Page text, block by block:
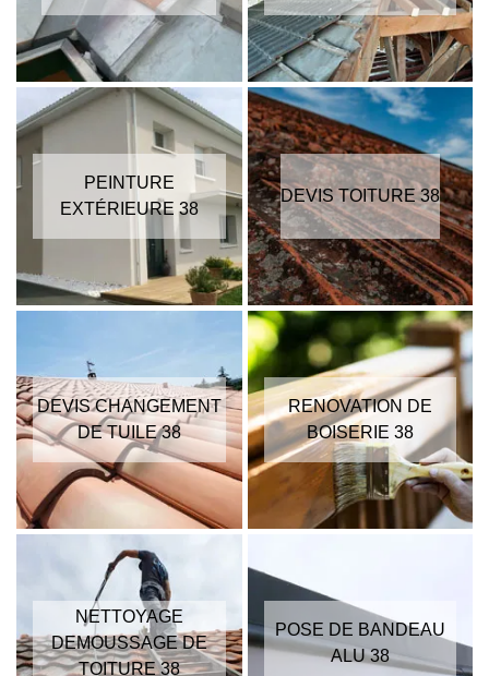
PEINTURE
EXTÉRIEURE 38
DEVIS TOITURE 38
DEVIS CHANGEMENT
DE TUILE 38
RENOVATION DE
BOISERIE 38
NETTOYAGE
DEMOUSSAGE DE
TOITURE 38
POSE DE BANDEAU
ALU 38